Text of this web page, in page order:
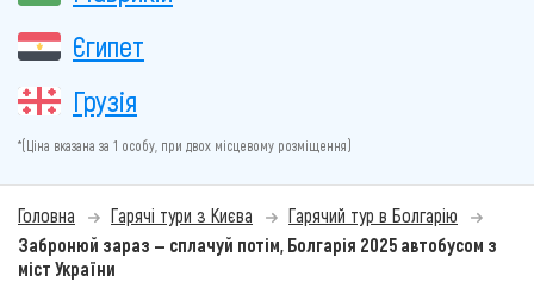
Єгипет
Грузія
*(Ціна вказана за 1 особу, при двох місцевому розміщення)
Головна Гарячі тури з Києва
Гарячий тур в Болгарію
Забронюй зараз — сплачуй потім, Болгарія 2025 автобусом з
міст України